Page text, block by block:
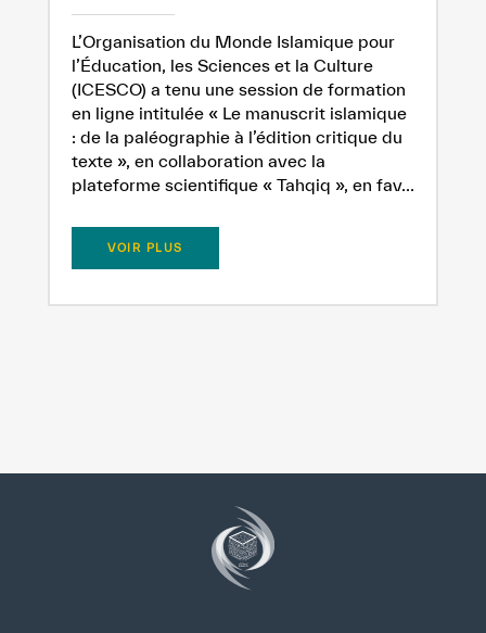
L’Organisation du Monde Islamique pour
l’Éducation, les Sciences et la Culture
(ICESCO) a tenu une session de formation
en ligne intitulée « Le manuscrit islamique
: de la paléographie à l’édition critique du
texte », en collaboration avec la
plateforme scientifique « Tahqiq », en fav...
VOIR PLUS